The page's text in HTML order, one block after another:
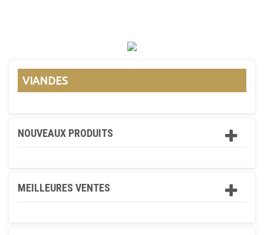
VIANDES
NOUVEAUX PRODUITS
MEILLEURES VENTES